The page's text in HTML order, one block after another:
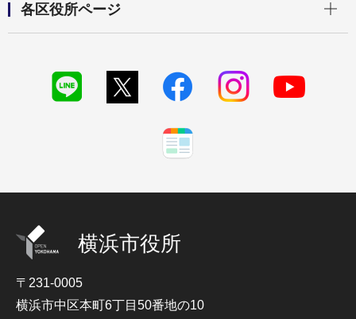
各区役所ページ
横浜市役所
〒231-0005
横浜市中区本町6丁目50番地の10